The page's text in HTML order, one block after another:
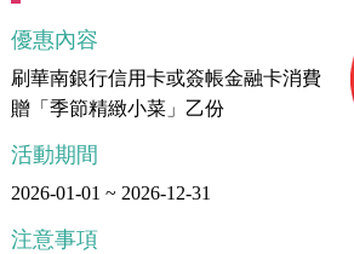
優惠內容
刷華南銀行信用卡或簽帳金融卡消費
贈「季節精緻小菜」乙份
活動期間
2026-01-01 ~ 2026-12-31
注意事項